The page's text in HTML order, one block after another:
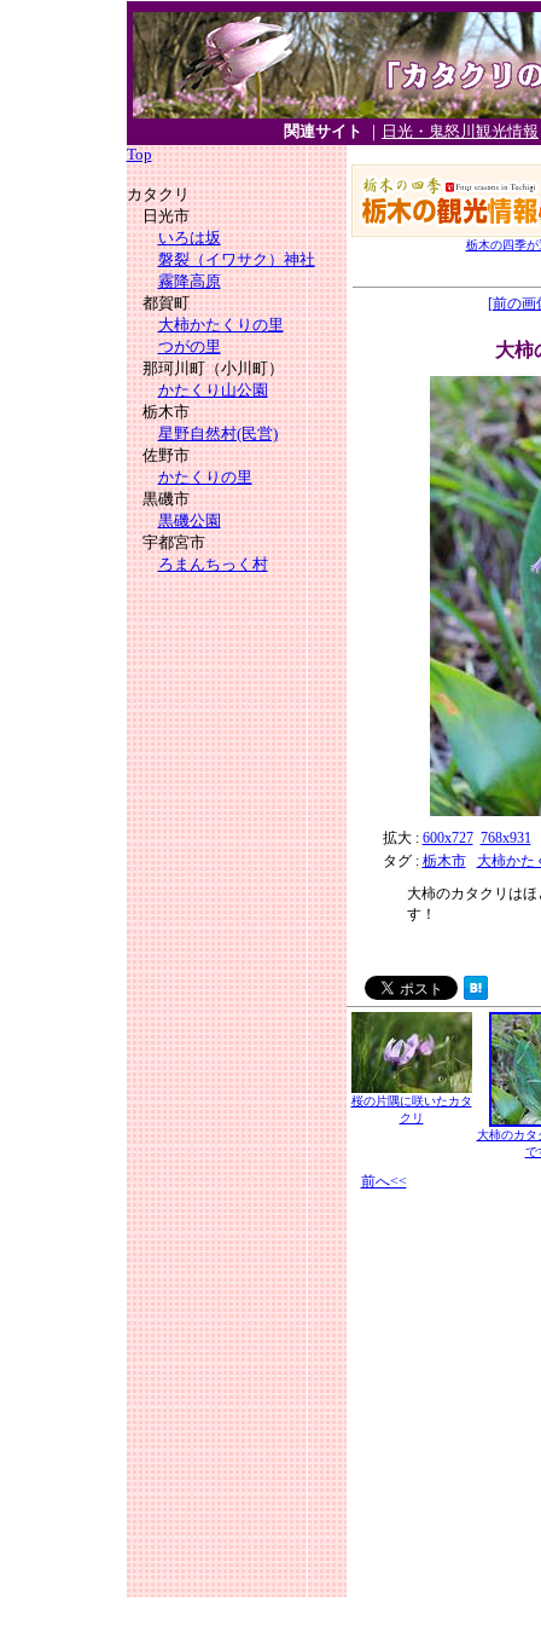
関連サイト ｜ 日光・鬼怒川観光情報
Top
カタクリ
日光市
いろは坂
磐裂（イワサク）神社
霧降高原
都賀町
大柿かたくりの里
つがの里
那珂川町（小川町）
かたくり山公園
栃木市
星野自然村(民営)
佐野市
かたくりの里
黒磯市
黒磯公園
宇都宮市
ろまんちっく村
栃木の四季
[前の画
大柿
拡大 : 600x727 768x931
タグ : 栃木市
大柿かた
大柿のカタクリは
す！
桜の片隅に咲いたカタ
クリ
大柿のカタ
で
前へ<<